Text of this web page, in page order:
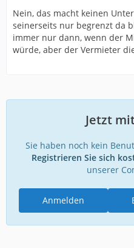
Nein, das macht keinen
seinerseits nur begrenzt da
immer nur dann, wenn der
würde, aber der Vermieter
Jetzt
Sie haben noch kein
Registrieren Sie sich
unserer
Anmelden